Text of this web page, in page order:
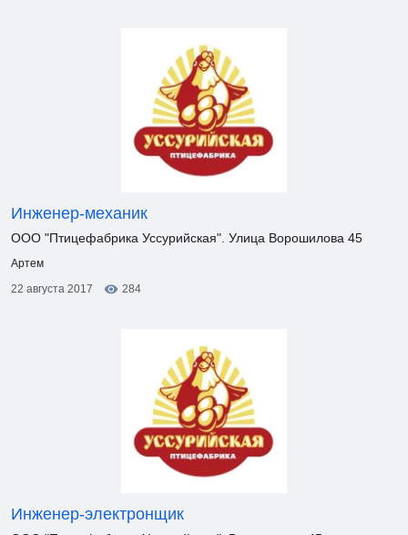
Инженер-механик
ООО "Птицефабрика Уссурийская". Улица Ворошилова 45
Артем
22 августа 2017
284
Инженер-электронщик